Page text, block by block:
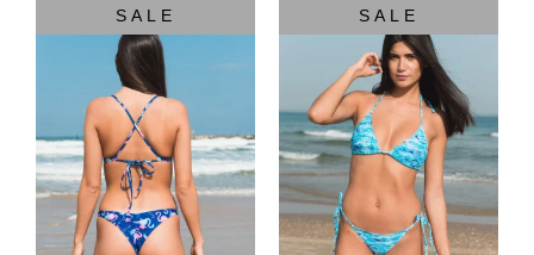
SALE
SALE